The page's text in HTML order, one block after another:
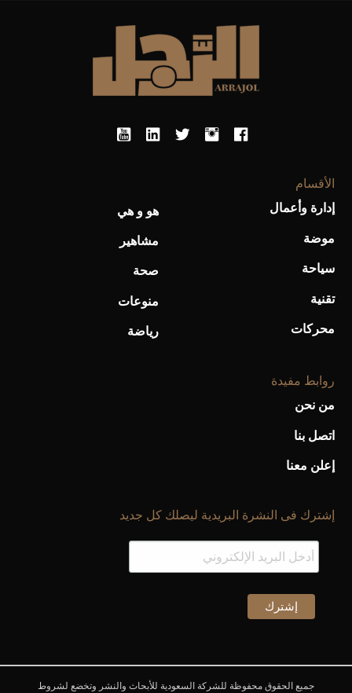
أحذية Mary Jane: ترف وأناقة للرجال
الأقسام
إدارة وأعمال
موضة
سياحة
تقنية
محركات
هو و هي
مشاهير
صحة
منوعات
رياضة
روابط مفيدة
من نحن
اتصل بنا
إعلن معنا
إشترك فى النشرة البريدية ليصلك كل جديد
جميع الحقوق محفوظة للشركة السعودية للأبحاث والنشر وتخضع لشروط